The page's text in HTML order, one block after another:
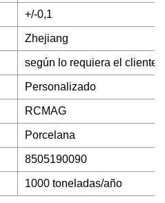
+/-0,1
Zhejiang
según lo requiera el cliente
Personalizado
RCMAG
Porcelana
8505190090
1000 toneladas/año